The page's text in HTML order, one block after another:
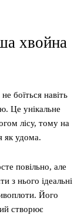
хвойна
боїться навіть
Це унікальне
лісу, тому на
як удома.
повільно, але
з нього ідеальні
Його
створює